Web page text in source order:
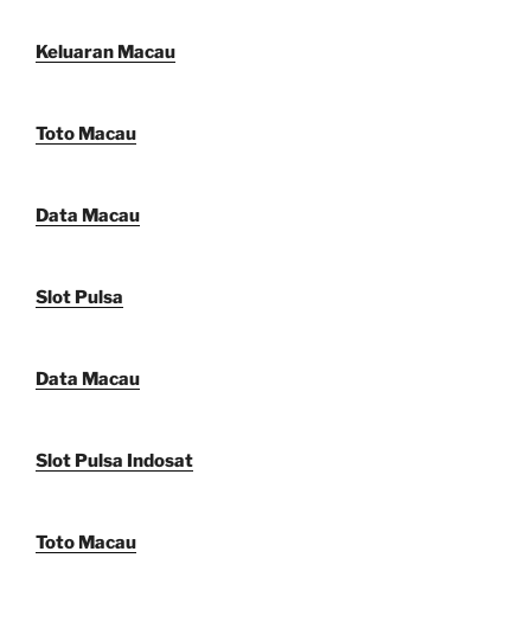
Keluaran Macau
Toto Macau
Data Macau
Slot Pulsa
Data Macau
Slot Pulsa Indosat
Toto Macau